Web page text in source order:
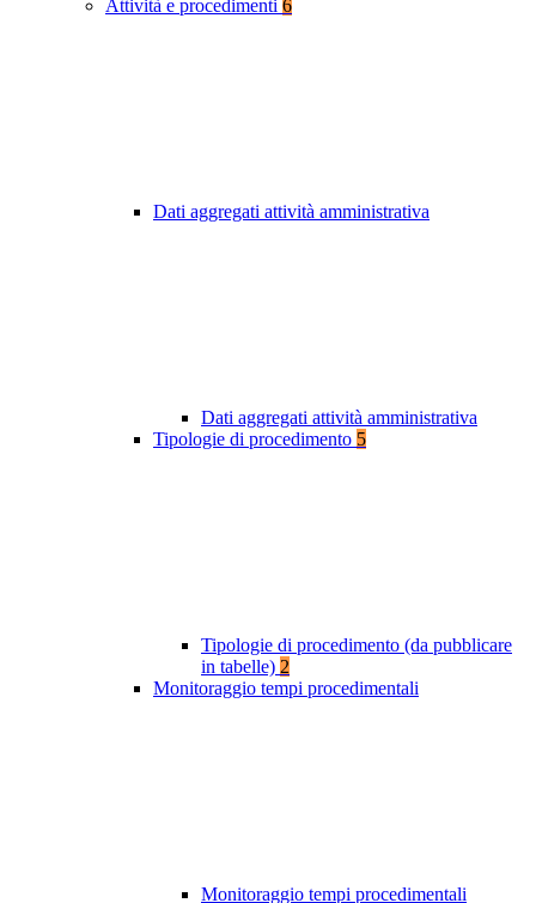
Attività e procedimenti 6
Dati aggregati attività amministrativa
Dati aggregati attività amministrativa
Tipologie di procedimento 5
Tipologie di procedimento (da pubblicare
in tabelle) 2
Monitoraggio tempi procedimentali
Monitoraggio tempi procedimentali